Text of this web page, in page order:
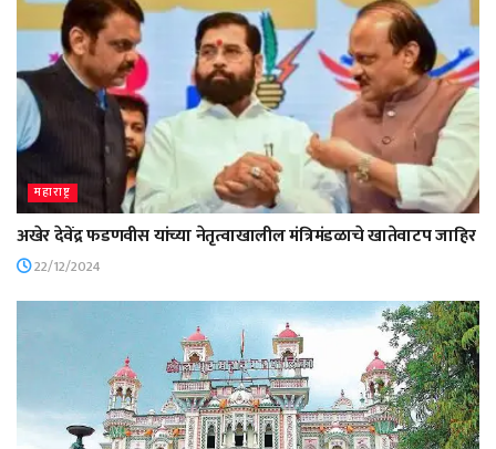
महाराष्ट्र
अखेर देवेंद्र फडणवीस यांच्या नेतृत्वाखालील मंत्रिमंडळाचे खातेवाटप जाहिर
22/12/2024